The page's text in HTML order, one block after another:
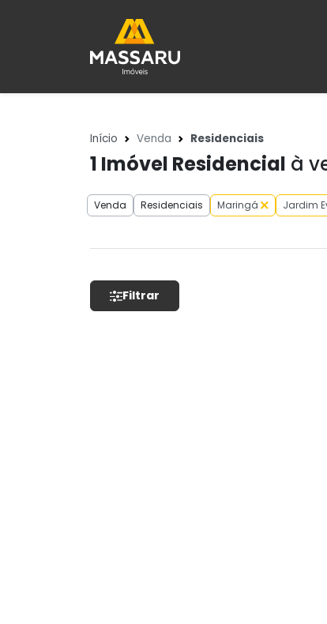
Início Venda Residenciais
1 Imóvel Residencial à
Venda Residenciais Maringá Jardim
Filtrar